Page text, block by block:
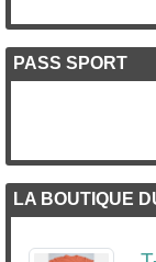
PASS SPORT
LA BOUTIQUE